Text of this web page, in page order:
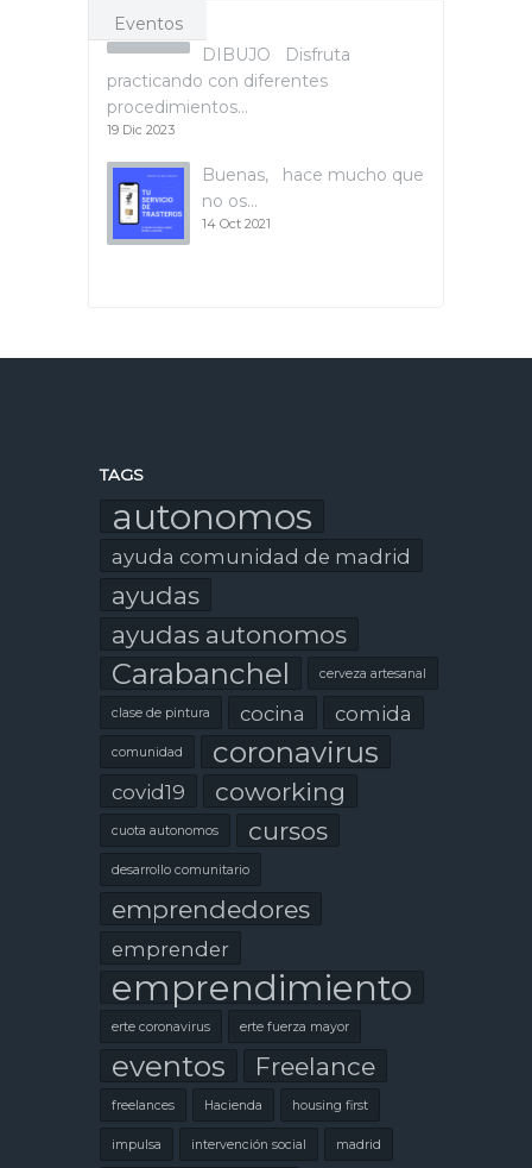
Eventos
DIBUJO Disfruta
practicando con diferentes
procedimientos…
19 Dic 2023
Buenas, hace mucho que
no os…
14 Oct 2021
TAGS
autonomos
ayuda comunidad de madrid
ayudas
ayudas autonomos
Carabanchel cerveza artesanal
clase de pintura cocina comida
comunidad coronavirus
covid19 coworking
cuota autonomos cursos
desarrollo comunitario
emprendedores
emprender
emprendimiento
erte coronavirus erte fuerza mayor
eventos Freelance
freelances Hacienda housing first
impulsa intervención social madrid